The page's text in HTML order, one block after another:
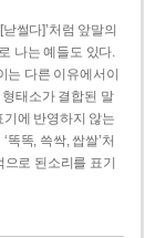
낟썰다]’처럼 앞말의
나는 예들도 있다.
는 다른 이유에서이
형태소가 결합된 말
기에 반영하지 않는
똑똑, 쓱싹, 쌉쌀’처
로 된소리를 표기